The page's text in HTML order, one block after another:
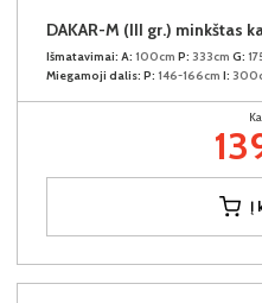
DAKAR-M (III gr.) minkštas
Išmatavimai: A: 100cm P: 333cm G:
Miegamoji dalis: P: 146-166cm I:
Į